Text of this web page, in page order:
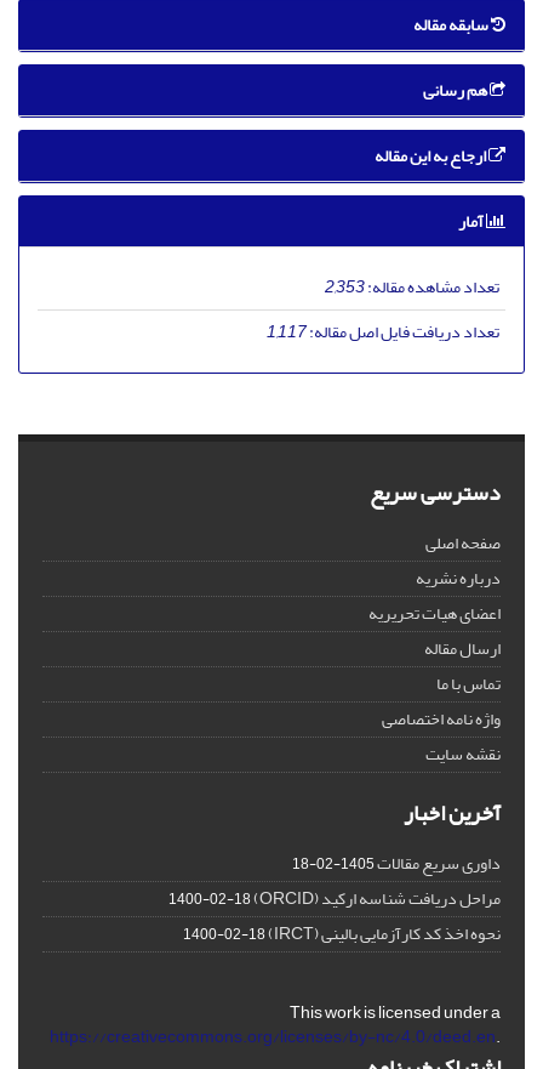
سابقه مقاله
هم رسانی
ارجاع به این مقاله
آمار
تعداد مشاهده مقاله:2,353
تعداد دریافت فایل اصل مقاله:1,117
دسترسی سریع
صفحه اصلی
درباره نشریه
اعضای هیات تحریریه
ارسال مقاله
تماس با ما
واژه نامه اختصاصی
نقشه سایت
آخرین اخبار
داوری سریع مقالات1405-02-18
مراحل دریافت شناسه ارکید (ORCID) 1400-02-18
نحوه اخذ کد کارآزمایی بالینی (IRCT) 1400-02-18
This work is licensed under a
https://creativecommons.org/licenses/by-nc/4.0/deed.en.